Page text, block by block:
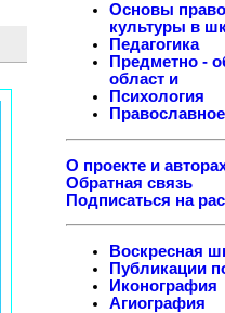
Основы
культуры в
Педагогика
Предметно -
област и
Психология
О проекте и
Обратная связь
Подписаться на
Воскресная
Публикации
Иконография
Агиография